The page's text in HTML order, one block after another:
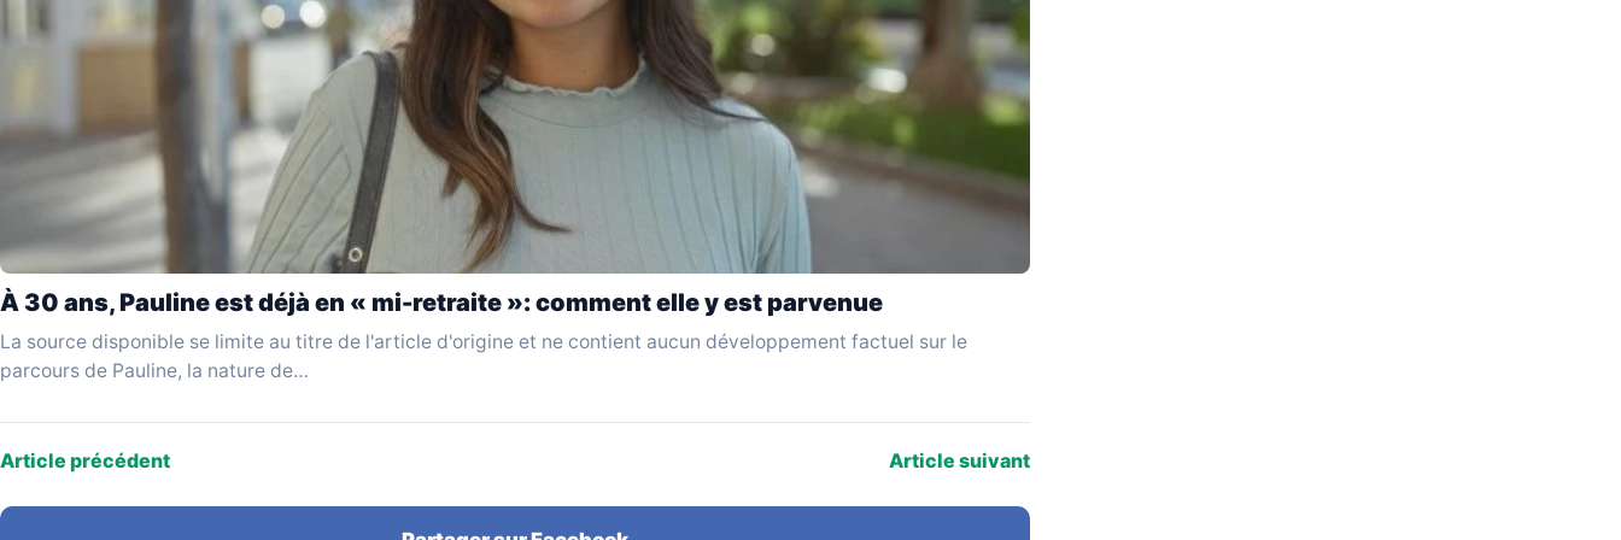
À 30 ans, Pauline est déjà en « mi-retraite »: comment elle y est parvenue
La source disponible se limite au titre de l'article d'origine et ne contient aucun développement factuel sur le
parcours de Pauline, la nature de…
Article précédent Article suivant